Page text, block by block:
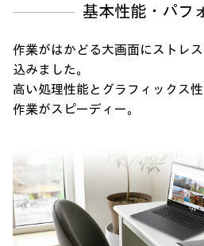
基本性能・パフ
作業がはかどる大画面にストレ
込みました。
高い処理性能とグラフィックス
作業がスピーディー。